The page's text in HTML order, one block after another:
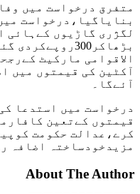
متفرق درخواست میں
بنایاگیا،درخواست
الاقوامی مارکیٹ
آکٹین کی قیمتوں میں
آئےگا۔
درخواست میں استدعا
قیمتوں کےتعین
کرے،عدالت حکومت
مزیدخودساختہ اضافہ
About The Author